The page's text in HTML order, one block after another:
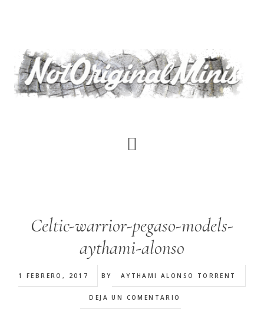
principal
Celtic-warrior-pegaso-models-
aythami-alonso
1 FEBRERO, 2017 BY AYTHAMI ALONSO TORRENT
DEJA UN COMENTARIO